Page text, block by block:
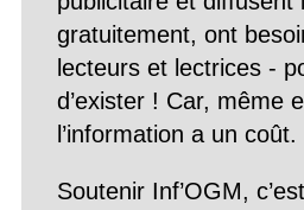
gratuitement, ont
lecteurs et lectrices -
d’exister ! Car, même
l’information a un coût.
Soutenir Inf’OGM,